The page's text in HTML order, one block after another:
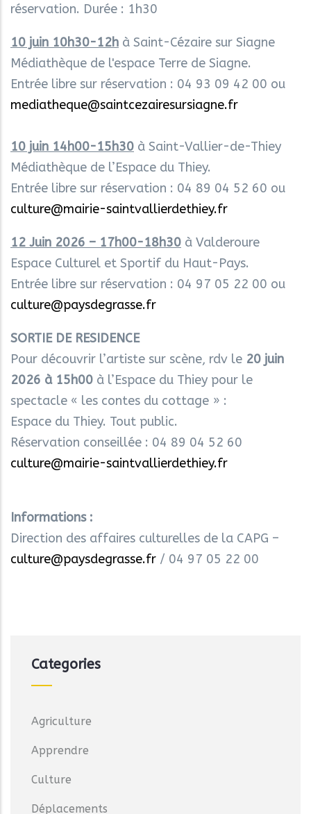
réservation. Durée : 1h30
10 juin 10h30-12h à Saint-Cézaire sur Siagne
Médiathèque de l'espace Terre de Siagne.
Entrée libre sur réservation : 04 93 09 42 00 ou
mediatheque@saintcezairesursiagne.fr
10 juin 14h00-15h30 à Saint-Vallier-de-Thiey
Médiathèque de l’Espace du Thiey.
Entrée libre sur réservation : 04 89 04 52 60 ou
culture@mairie-saintvallierdethiey.fr
12 Juin 2026 – 17h00-18h30 à Valderoure
Espace Culturel et Sportif du Haut-Pays.
Entrée libre sur réservation : 04 97 05 22 00 ou
culture@paysdegrasse.fr
SORTIE DE RESIDENCE
Pour découvrir l’artiste sur scène, rdv le 20 juin
2026 à 15h00 à l’Espace du Thiey pour le
spectacle « les contes du cottage » :
Espace du Thiey. Tout public.
Réservation conseillée : 04 89 04 52 60
culture@mairie-saintvallierdethiey.fr
Informations :
Direction des affaires culturelles de la CAPG –
culture@paysdegrasse.fr / 04 97 05 22 00
Categories
Agriculture
Apprendre
Culture
Déplacements